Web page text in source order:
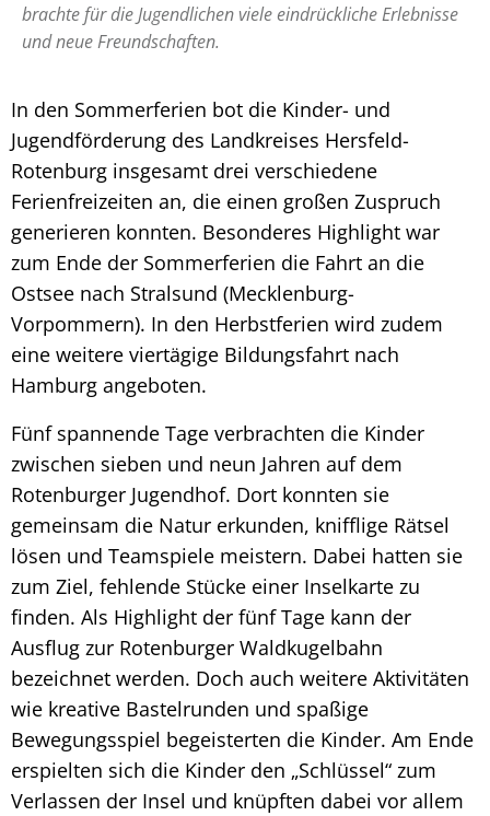
brachte für die Jugendlichen viele eindrückliche Erlebnisse
und neue Freundschaften.
In den Sommerferien bot die Kinder- und
Jugendförderung des Landkreises Hersfeld-
Rotenburg insgesamt drei verschiedene
Ferienfreizeiten an, die einen großen Zuspruch
generieren konnten. Besonderes Highlight war
zum Ende der Sommerferien die Fahrt an die
Ostsee nach Stralsund (Mecklenburg-
Vorpommern). In den Herbstferien wird zudem
eine weitere viertägige Bildungsfahrt nach
Hamburg angeboten.
Fünf spannende Tage verbrachten die Kinder
zwischen sieben und neun Jahren auf dem
Rotenburger Jugendhof. Dort konnten sie
gemeinsam die Natur erkunden, knifflige Rätsel
lösen und Teamspiele meistern. Dabei hatten sie
zum Ziel, fehlende Stücke einer Inselkarte zu
finden. Als Highlight der fünf Tage kann der
Ausflug zur Rotenburger Waldkugelbahn
bezeichnet werden. Doch auch weitere Aktivitäten
wie kreative Bastelrunden und spaßige
Bewegungsspiel begeisterten die Kinder. Am Ende
erspielten sich die Kinder den „Schlüssel“ zum
Verlassen der Insel und knüpften dabei vor allem